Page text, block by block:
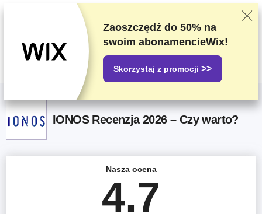
Oceniamy dostawców w oparciu o rygorystyczne testy i badania, ale
także bierzemy pod uwagę opinie użytkowników i nasze umowy handlowe
z dostawcami. Ta strona zawiera linki partnerskie.Oświadczenie
IONOS Recenzja 2026 – Czy warto?
Nasza ocena
4.7
Zaoszczędź do 50% na
swoim abonamencieWix!
Skorzystaj z promocji >>